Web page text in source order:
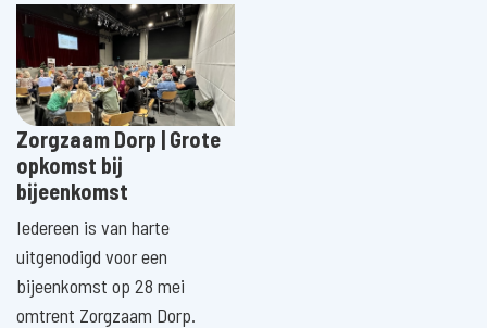
Zorgzaam Dorp | Grote
opkomst bij
bijeenkomst
Iedereen is van harte
uitgenodigd voor een
bijeenkomst op 28 mei
omtrent Zorgzaam Dorp.